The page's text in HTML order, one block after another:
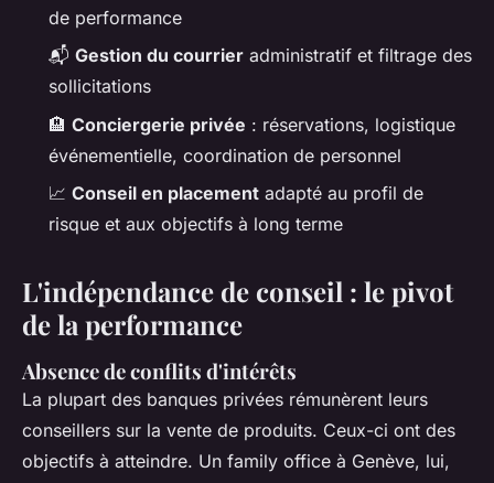
de performance
📬 Gestion du courrier administratif et filtrage des
sollicitations
🏨 Conciergerie privée : réservations, logistique
événementielle, coordination de personnel
📈 Conseil en placement adapté au profil de
risque et aux objectifs à long terme
L'indépendance de conseil : le pivot
de la performance
Absence de conflits d'intérêts
La plupart des banques privées rémunèrent leurs
conseillers sur la vente de produits. Ceux-ci ont des
objectifs à atteindre. Un family office à Genève, lui,